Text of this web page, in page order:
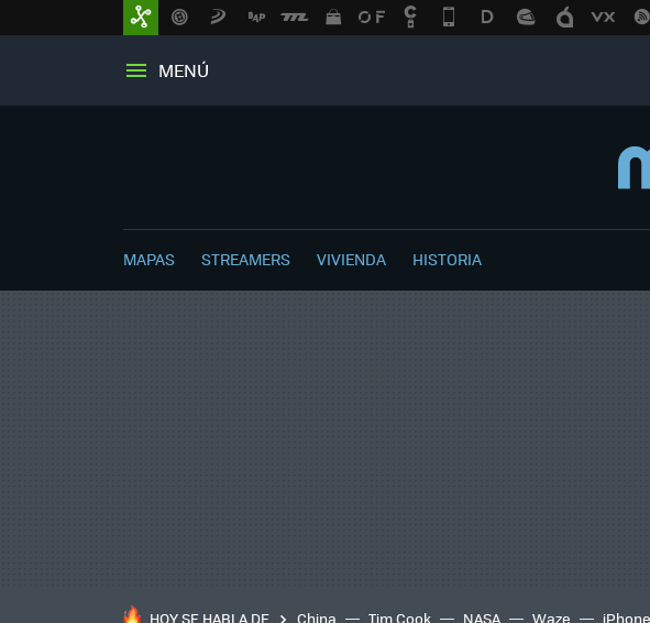
MENÚ
MAPAS STREAMERS VIVIENDA HISTORIA
HOY SE HABLA DE China Tim Cook NASA Waze